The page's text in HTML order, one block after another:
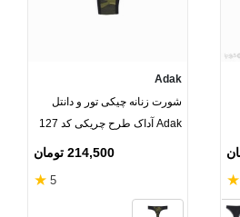
★
بنفش
Adak
شورت زنانه چیکی تور و دانتل
Adak آداک طرح چریکی کد 127
214,500 تومان
5
★